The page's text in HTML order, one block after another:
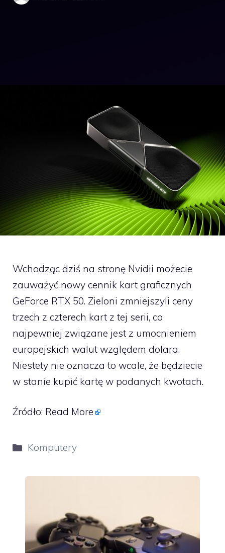
Wchodząc dziś na stronę Nvidii możecie
zauważyć nowy cennik kart graficznych
GeForce RTX 50. Zieloni zmniejszyli ceny
trzech z czterech kart z tej serii, co
najpewniej związane jest z umocnieniem
europejskich walut względem dolara.
Niestety nie oznacza to wcale, że będziecie
w stanie kupić kartę w podanych kwotach.
Źródło: Read More
Kategorie
Komputery